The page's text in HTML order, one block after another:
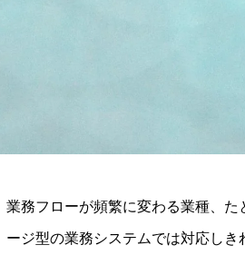
業務フローが頻繁に変わる業種、
ージ型の業務システムでは対応し